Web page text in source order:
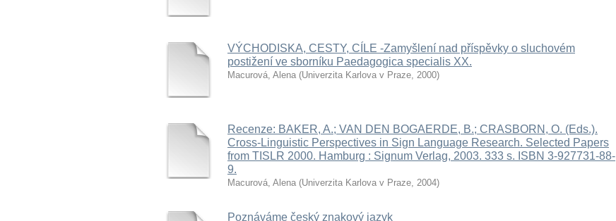
VÝCHODISKA, CESTY, CÍLE -Zamyšlení nad příspěvky o sluchovém
postižení ve sborníku Paedagogica specialis XX.
Macurová, Alena (Univerzita Karlova v Praze, 2000)
Recenze: BAKER, A.; VAN DEN BOGAERDE, B.; CRASBORN, O. (Eds.).
Cross-Linguistic Perspectives in Sign Language Research. Selected Papers
from TISLR 2000. Hamburg : Signum Verlag, 2003. 333 s. ISBN 3-927731-88-
9.
Macurová, Alena (Univerzita Karlova v Praze, 2004)
Poznáváme český znakový jazyk